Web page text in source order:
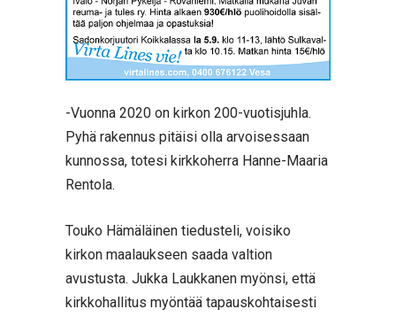
-Vuonna 2020 on kirkon 200-vuotisjuhla.
Pyhä rakennus pitäisi olla arvoisessaan
kunnossa, totesi kirkkoherra Hanne-Maaria
Rentola.
Touko Hämäläinen tiedusteli, voisiko
kirkon maalaukseen saada valtion
avustusta. Jukka Laukkanen myönsi, että
kirkkohallitus myöntää tapauskohtaisesti